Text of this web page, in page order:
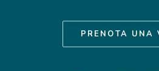
PRENOTA UNA